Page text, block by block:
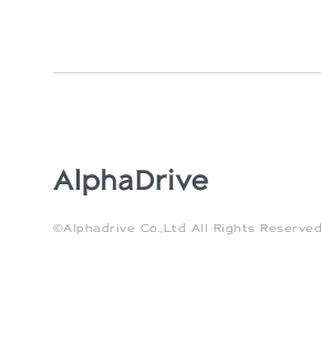
©Alphadrive Co.,Ltd All Rights Reserved.